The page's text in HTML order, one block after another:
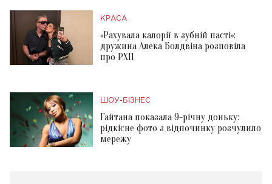
КРАСА
«Рахувала калорії в зубній пасті»:
дружина Алека Болдвіна розповіла
про РХП
ШОУ-БІЗНЕС
Гайтана показала 9-річну доньку:
рідкісне фото з відпочинку розчулило
мережу